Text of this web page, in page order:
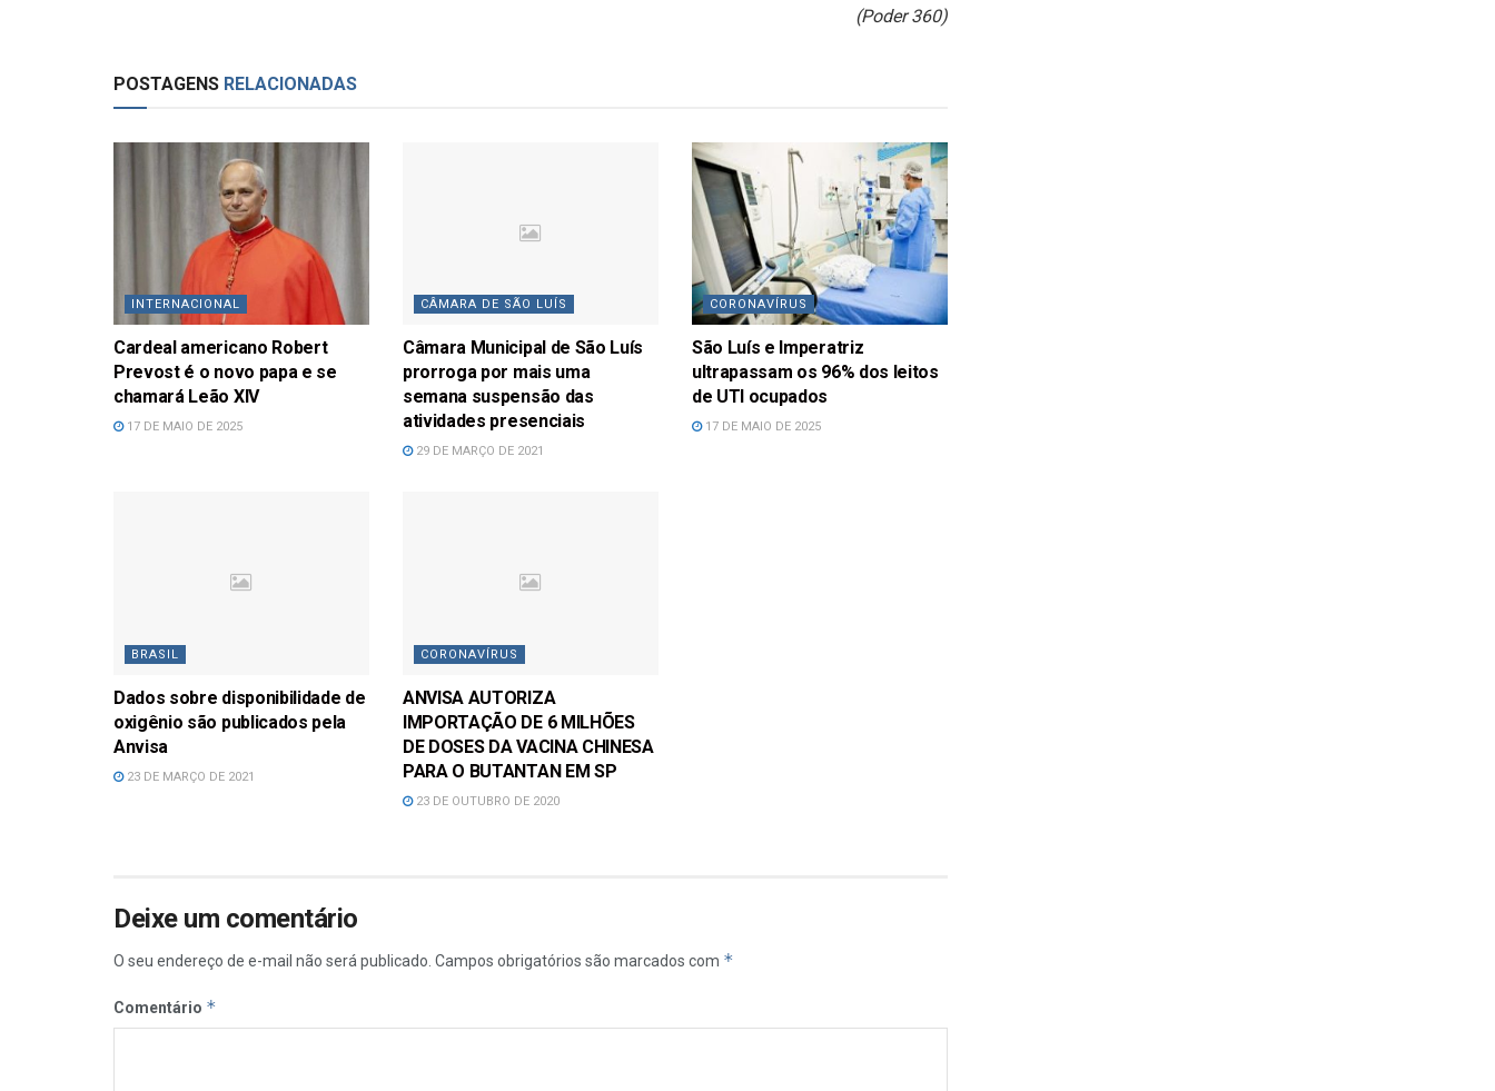
(Poder 360)
POSTAGENS RELACIONADAS
INTERNACIONAL
Cardeal americano Robert
Prevost é o novo papa e se
chamará Leão XIV
17 DE MAIO DE 2025
CÂMARA DE SÃO LUÍS
Câmara Municipal de São Luís
prorroga por mais uma
semana suspensão das
atividades presenciais
29 DE MARÇO DE 2021
CORONAVÍRUS
São Luís e Imperatriz
ultrapassam os 96% dos leitos
de UTI ocupados
17 DE MAIO DE 2025
BRASIL
Dados sobre disponibilidade de
oxigênio são publicados pela
Anvisa
23 DE MARÇO DE 2021
CORONAVÍRUS
ANVISA AUTORIZA
IMPORTAÇÃO DE 6 MILHÕES
DE DOSES DA VACINA CHINESA
PARA O BUTANTAN EM SP
23 DE OUTUBRO DE 2020
Deixe um comentário
O seu endereço de e-mail não será publicado. Campos obrigatórios são marcados com *
Comentário *